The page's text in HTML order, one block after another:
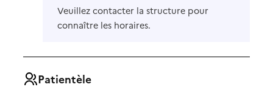
Veuillez contacter la structure pour
connaître les horaires.
Patientèle